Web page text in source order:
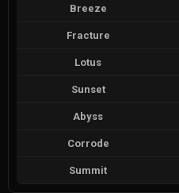
Breeze
Fracture
Lotus
Sunset
Abyss
Corrode
Summit